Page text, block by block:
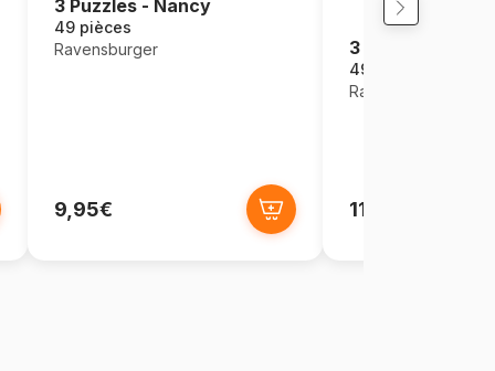
3 Puzzles - Nancy
49 pièces
Ravensburger
9,95€
3 Puzzles - Cars
49 pièces
Ravensburger
11,90€